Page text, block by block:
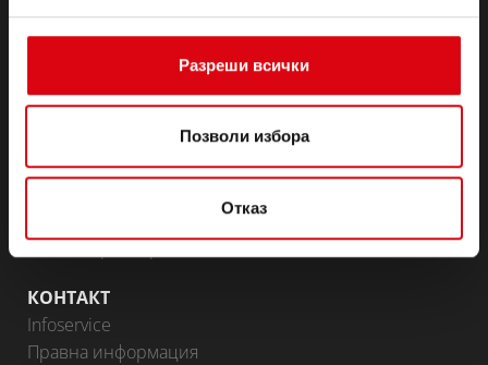
Разреши всички
Позволи избора
Отказ
превозни средства
(Полу-) тягови & готовност
Области на приложение
BATTERY KNOWLEDGE
Стани партньор
КОНТАКТ
Infoservice
Правна информация